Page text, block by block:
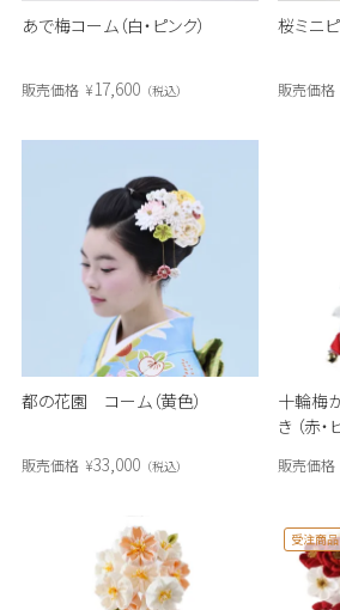
あで梅コーム（白・ピンク）
販売価格 ¥17,600 税込
桜ミニ
販売価格
都の花園 コーム（黄色）
販売価格 ¥33,000 税込
十輪梅
き （赤・
販売価格
受注商品